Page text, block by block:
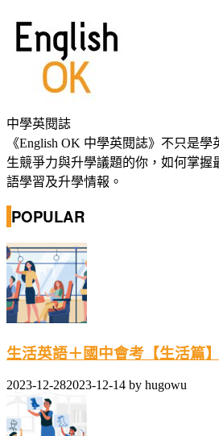
中學英閱誌
《English OK 中學英閱誌》不只是
生競爭力與升學議題的你，如何掌握
語學習及升學情報。
POPULAR
生活英語＋國中會考【生活篇
2023-12-282023-12-14 by hugowu